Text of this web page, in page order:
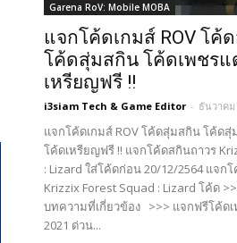
Garena RoV: Mobile MOBA
แจกโค้ดเกมส์ ROV โค้
โค้ดสุ่มสกิน โค้ดเพชรแ
เหรียญฟรี !!
i3siam Tech & Game Editor - ธันวาคม
แจกโค้ดเกมส์ ROV โค้ดสุ่มสกิน โค้ด
โค้ดเหรียญฟรี !! แจกโค้ดสกินถาวร
: Lizard ใส่โค้ดก่อน 20/12/2564 แจก
Krizzix Forest Squad : Lizard โค้ด >>
บทความที่เกี่ยวข้อง >>> แจกฟรีโค้ดเ
2021 ด่วน...